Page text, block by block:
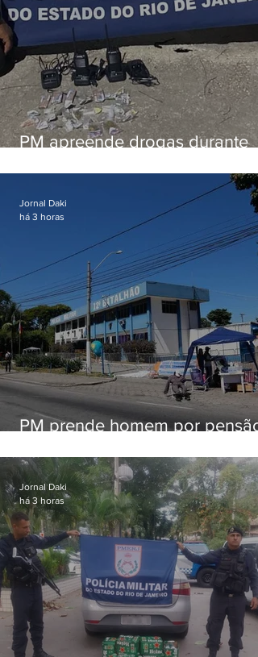
PM apreende drogas durante
PM prende homem por pensão
Jornal Daki
há 3 horas
Jornal Daki
há 3 horas